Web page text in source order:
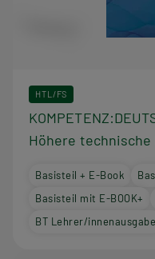
HTL/FS
Höhere
Basisteil + E-Book
Basisteil mit E-BOOK+
BT Lehrer/innenausgabe